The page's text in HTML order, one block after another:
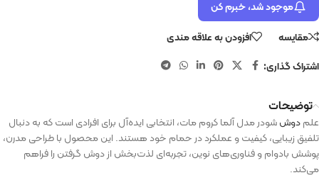
موجود شد، خبرم کن
مقایسه
افزودن به علاقه مندی
اشتراک گذاری:
توضیحات
علمدوششودر مدل آلما کروم مات، انتخابی ایده‌آل برای افرادی است که به دنبال
تلفیق زیبایی، کیفیت و عملکرد در حمام خود هستند. این محصول با طراحی مدرن،
پوشش بادوام و فناوری‌های نوین، تجربه‌ای لذت‌بخش از دوش گرفتن را فراهم
می‌کند.